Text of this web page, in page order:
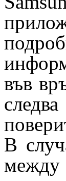
във
В